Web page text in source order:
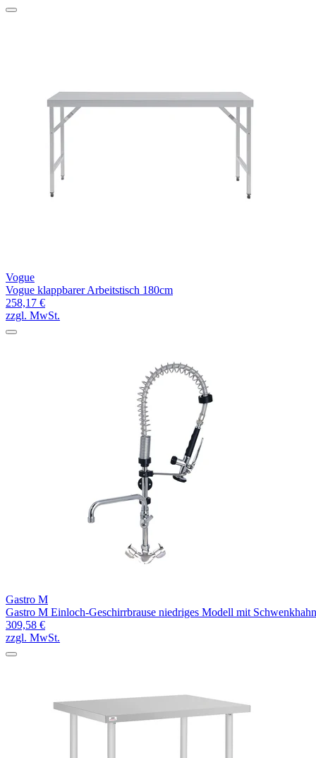
Vogue
Vogue klappbarer Arbeitstisch 180cm
258,17 €
zzgl. MwSt.
Gastro M
Gastro M Einloch-Geschirrbrause niedriges Modell mit Schwenkhahn
309,58 €
zzgl. MwSt.